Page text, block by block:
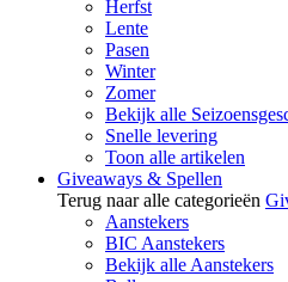
Herfst
Lente
Pasen
Winter
Zomer
Bekijk alle
Snelle levering
Toon alle artikelen
Giveaways & Spellen
Terug naar alle categorieën
Aanstekers
BIC Aanstekers
Bekijk alle Aanstekers